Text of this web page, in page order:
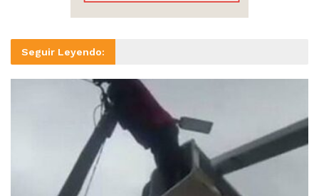
Seguir Leyendo: